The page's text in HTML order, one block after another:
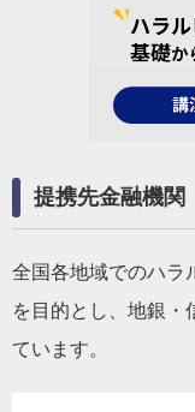
提携先金融機関
全国各地域でのハラ
を目的とし、地銀・
ています。